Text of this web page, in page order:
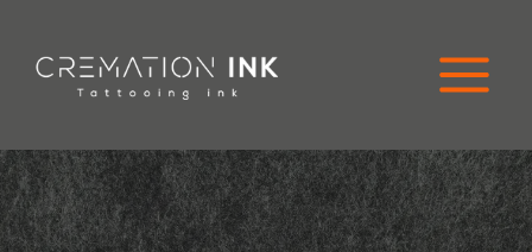
ツ
に
ス